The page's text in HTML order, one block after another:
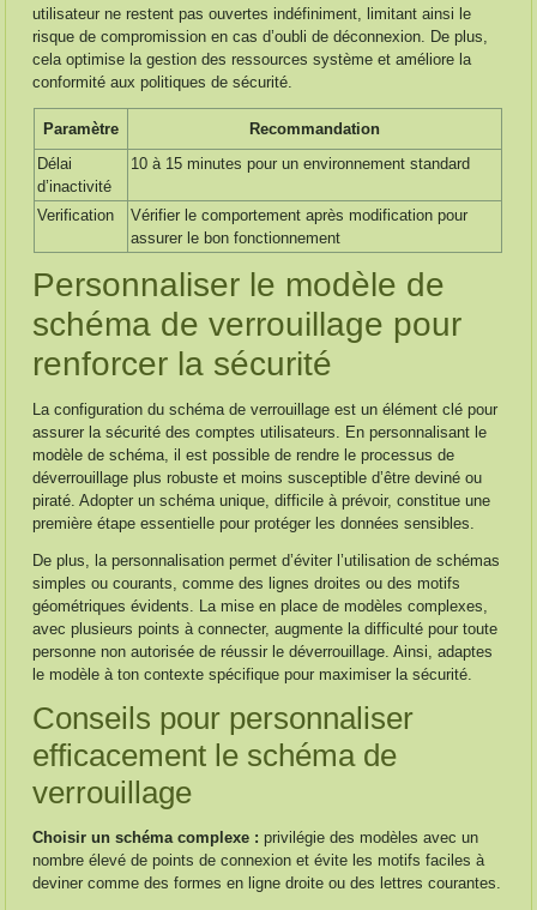
utilisateur ne restent pas ouvertes indéfiniment, limitant ainsi le
risque de compromission en cas d’oubli de déconnexion. De plus,
cela optimise la gestion des ressources système et améliore la
conformité aux politiques de sécurité.
Paramètre
Recommandation
Délai
d’inactivité
10 à 15 minutes pour un environnement standard
Verification
Vérifier le comportement après modification pour
assurer le bon fonctionnement
Personnaliser le modèle de
schéma de verrouillage pour
renforcer la sécurité
La configuration du schéma de verrouillage est un élément clé pour
assurer la sécurité des comptes utilisateurs. En personnalisant le
modèle de schéma, il est possible de rendre le processus de
déverrouillage plus robuste et moins susceptible d’être deviné ou
piraté. Adopter un schéma unique, difficile à prévoir, constitue une
première étape essentielle pour protéger les données sensibles.
De plus, la personnalisation permet d’éviter l’utilisation de schémas
simples ou courants, comme des lignes droites ou des motifs
géométriques évidents. La mise en place de modèles complexes,
avec plusieurs points à connecter, augmente la difficulté pour toute
personne non autorisée de réussir le déverrouillage. Ainsi, adaptes
le modèle à ton contexte spécifique pour maximiser la sécurité.
Conseils pour personnaliser
efficacement le schéma de
verrouillage
Choisir un schéma complexe : privilégie des modèles avec un
nombre élevé de points de connexion et évite les motifs faciles à
deviner comme des formes en ligne droite ou des lettres courantes.